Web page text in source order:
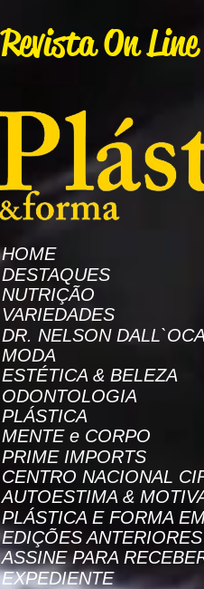
Revista On Line
HOME
DESTAQUES
NUTRIÇÃO
VARIEDADES
DR. NELSON DALL`OCA
MODA
ESTÉTICA & BELEZA
ODONTOLOGIA
PLÁSTICA
MENTE e CORPO
PRIME IMPORTS
CENTRO NACIONAL
AUTOESTIMA &
PLÁSTICA E FORMA
EDIÇÕES ANTERIORES
ASSINE PARA
EXPEDIENTE